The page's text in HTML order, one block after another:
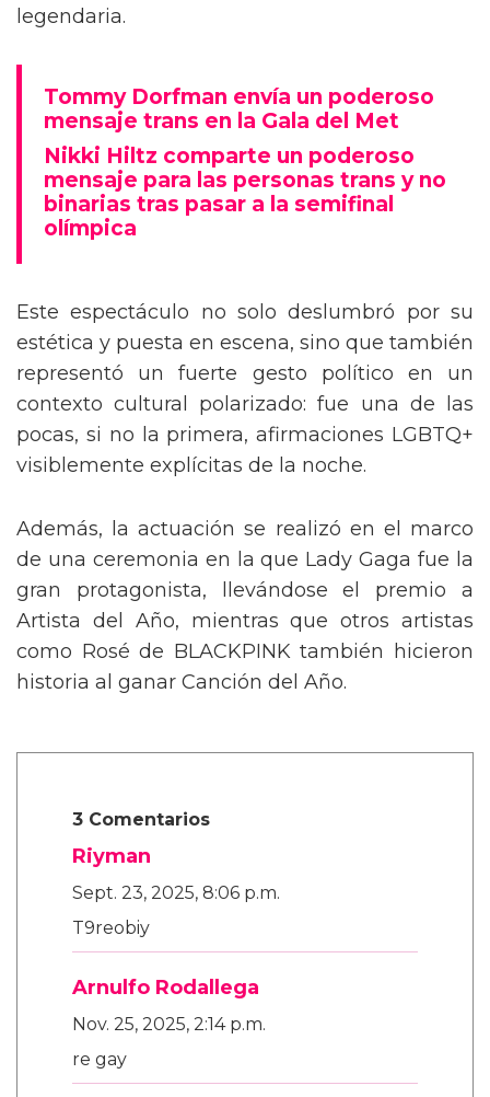
legendaria.
Tommy Dorfman envía un poderoso
mensaje trans en la Gala del Met
Nikki Hiltz comparte un poderoso
mensaje para las personas trans y no
binarias tras pasar a la semifinal
olímpica
Este espectáculo no solo deslumbró por su
estética y puesta en escena, sino que también
representó un fuerte gesto político en un
contexto cultural polarizado: fue una de las
pocas, si no la primera, afirmaciones LGBTQ+
visiblemente explícitas de la noche.
Además, la actuación se realizó en el marco
de una ceremonia en la que Lady Gaga fue la
gran protagonista, llevándose el premio a
Artista del Año, mientras que otros artistas
como Rosé de BLACKPINK también hicieron
historia al ganar Canción del Año.
3 Comentarios
Riyman
Sept. 23, 2025, 8:06 p.m.
T9reobiy
Arnulfo Rodallega
Nov. 25, 2025, 2:14 p.m.
re gay